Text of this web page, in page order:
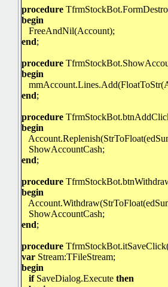
procedure
begin
FreeAndNil(Account);
end;
procedure
begin
end;
procedure
begin
ShowAccountCash;
end;
procedure
begin
ShowAccountCash;
end;
procedure
var Stream:TFileStream;
begin
ifSaveDialog.Execute then